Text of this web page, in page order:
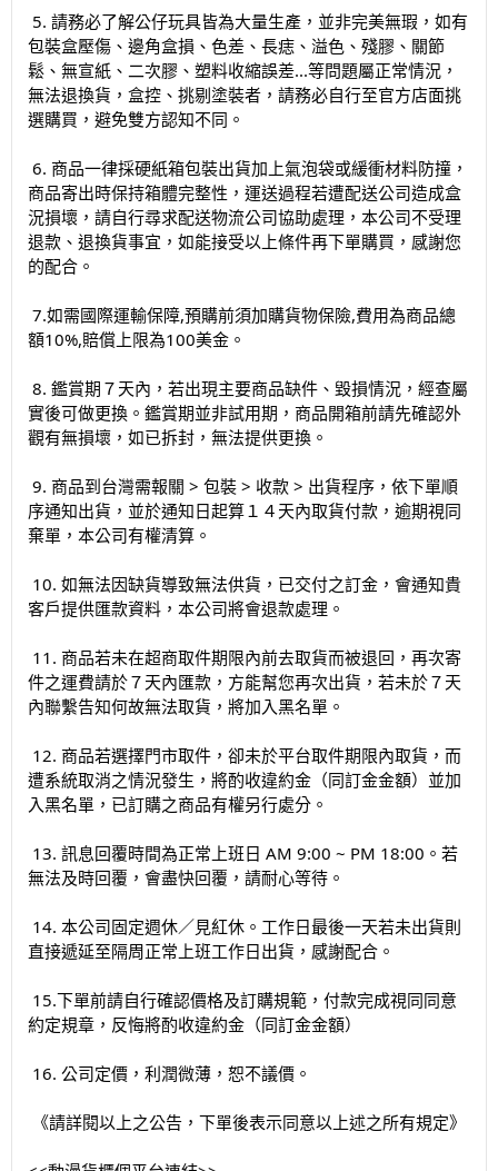
5. 請務必了解公仔玩具皆為大量生產，並非完美無瑕，如有
包裝盒壓傷、邊角盒損、色差、長痣、溢色、殘膠、關節
鬆、無宣紙、二次膠、塑料收縮誤差...等問題屬正常情況，
無法退換貨，盒控、挑剔塗裝者，請務必自行至官方店面挑
選購買，避免雙方認知不同。
6. 商品一律採硬紙箱包裝出貨加上氣泡袋或緩衝材料防撞，
商品寄出時保持箱體完整性，運送過程若遭配送公司造成盒
況損壞，請自行尋求配送物流公司協助處理，本公司不受理
退款、退換貨事宜，如能接受以上條件再下單購買，感謝您
的配合。
7.如需國際運輸保障,預購前須加購貨物保險,費用為商品總
額10%,賠償上限為100美金。
8. 鑑賞期７天內，若出現主要商品缺件、毀損情況，經查屬
實後可做更換。鑑賞期並非試用期，商品開箱前請先確認外
觀有無損壞，如已拆封，無法提供更換。
9. 商品到台灣需報關 > 包裝 > 收款 > 出貨程序，依下單順
序通知出貨，並於通知日起算１４天內取貨付款，逾期視同
棄單，本公司有權清算。
10. 如無法因缺貨導致無法供貨，已交付之訂金，會通知貴
客戶提供匯款資料，本公司將會退款處理。
11. 商品若未在超商取件期限內前去取貨而被退回，再次寄
件之運費請於７天內匯款，方能幫您再次出貨，若未於７天
內聯繫告知何故無法取貨，將加入黑名單。
12. 商品若選擇門市取件，卻未於平台取件期限內取貨，而
遭系統取消之情況發生，將酌收違約金（同訂金金額）並加
入黑名單，已訂購之商品有權另行處分。
13. 訊息回覆時間為正常上班日 AM 9:00 ~ PM 18:00。若
無法及時回覆，會盡快回覆，請耐心等待。
14. 本公司固定週休／見紅休。工作日最後一天若未出貨則
直接遞延至隔周正常上班工作日出貨，感謝配合。
15.下單前請自行確認價格及訂購規範，付款完成視同同意
約定規章，反悔將酌收違約金（同訂金金額）
16. 公司定價，利潤微薄，恕不議價。
《請詳閱以上之公告，下單後表示同意以上述之所有規定》